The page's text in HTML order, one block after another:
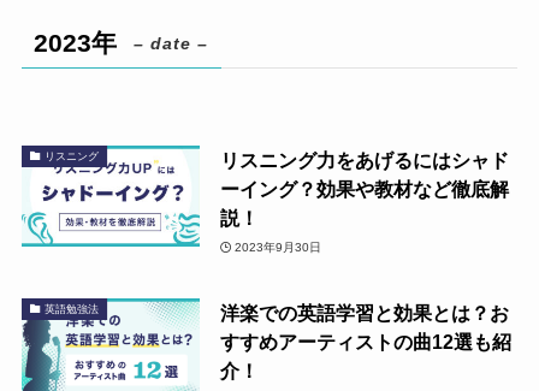
2023年 – date –
リスニング
リスニング力をあげるにはシャド
ーイング？効果や教材など徹底解
説！
2023年9月30日
英語勉強法
洋楽での英語学習と効果とは？お
すすめアーティストの曲12選も紹
介！